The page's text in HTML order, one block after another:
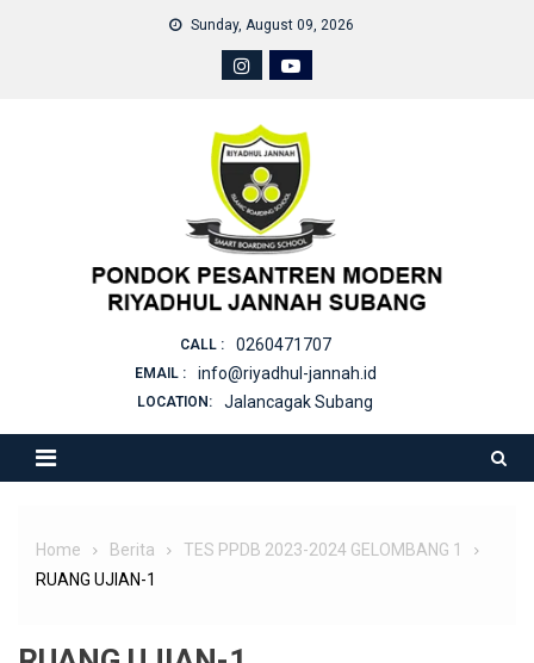
Sunday, August 09, 2026
CALL : 0260471707
EMAIL : info@riyadhul-jannah.id
LOCATION: Jalancagak Subang
Home Berita
TES PPDB 2023-2024 GELOMBANG 1
RUANG UJIAN-1